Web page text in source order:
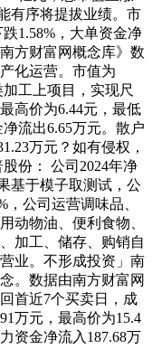
有序将提拔业绩。市
1.58%，大单资金净
方财富网概念库》数
化运营。市值为
工上项目，实现尺
高价为6.44元，最低
流出6.65万元。散户
万元？如有侵权，
份： 公司2024年净
基于模子取测试，公
公司运营调味品、
动物油、便利食物、
加工、储存、购销自
业。不形成投资」南
。数据由南方财富网
首近7个买卖日，成
万元，最高价为15.4
资金净流入187.68万